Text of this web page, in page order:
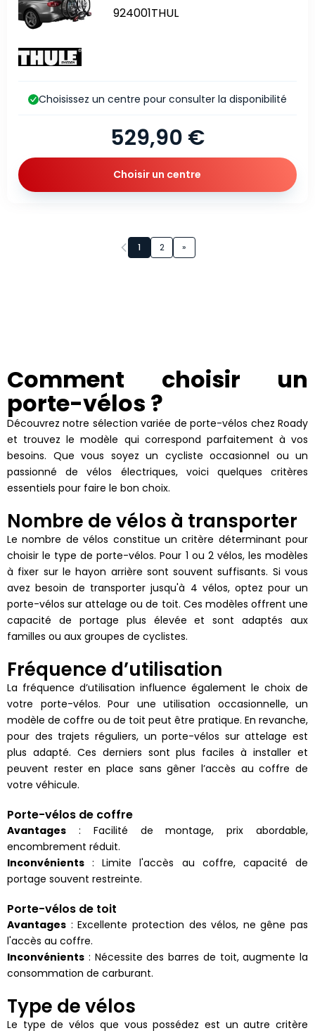
924001THUL
529,90 €
Choisissez un centre pour consulter la disponibilité
Choisir un centre
1 2 »
Page 1 sur 2
Comment choisir un
porte-vélos ?
Découvrez notre sélection variée de porte-vélos chez Roady
et trouvez le modèle qui correspond parfaitement à vos
besoins. Que vous soyez un cycliste occasionnel ou un
passionné de vélos électriques, voici quelques critères
essentiels pour faire le bon choix.
Nombre de vélos à transporter
Le nombre de vélos constitue un critère déterminant pour
choisir le type de porte-vélos. Pour 1 ou 2 vélos, les modèles
à fixer sur le hayon arrière sont souvent suffisants. Si vous
avez besoin de transporter jusqu'à 4 vélos, optez pour un
porte-vélos sur attelage ou de toit. Ces modèles offrent une
capacité de portage plus élevée et sont adaptés aux
familles ou aux groupes de cyclistes.
Fréquence d’utilisation
La fréquence d’utilisation influence également le choix de
votre porte-vélos. Pour une utilisation occasionnelle, un
modèle de coffre ou de toit peut être pratique. En revanche,
pour des trajets réguliers, un porte-vélos sur attelage est
plus adapté. Ces derniers sont plus faciles à installer et
peuvent rester en place sans gêner l’accès au coffre de
votre véhicule.
Porte-vélos de coffre
Avantages : Facilité de montage, prix abordable,
encombrement réduit.
Inconvénients : Limite l'accès au coffre, capacité de
portage souvent restreinte.
Porte-vélos de toit
Avantages : Excellente protection des vélos, ne gêne pas
l'accès au coffre.
Inconvénients : Nécessite des barres de toit, augmente la
consommation de carburant.
Type de vélos
Le type de vélos que vous possédez est un autre critère